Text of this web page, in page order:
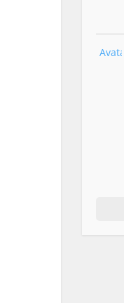
Avatar